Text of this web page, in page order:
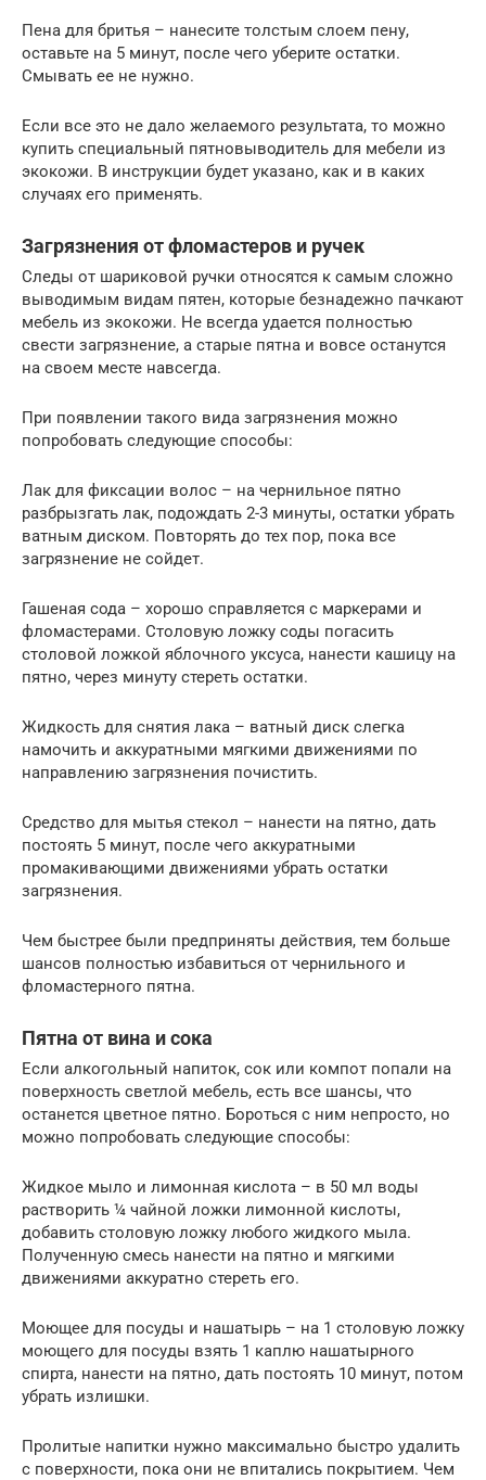
Пена для бритья – нанесите толстым слоем пену,
оставьте на 5 минут, после чего уберите остатки.
Смывать ее не нужно.
Если все это не дало желаемого результата, то можно
купить специальный пятновыводитель для мебели из
экокожи. В инструкции будет указано, как и в каких
случаях его применять.
Загрязнения от фломастеров и ручек
Следы от шариковой ручки относятся к самым сложно
выводимым видам пятен, которые безнадежно пачкают
мебель из экокожи. Не всегда удается полностью
свести загрязнение, а старые пятна и вовсе останутся
на своем месте навсегда.
При появлении такого вида загрязнения можно
попробовать следующие способы:
Лак для фиксации волос – на чернильное пятно
разбрызгать лак, подождать 2-3 минуты, остатки убрать
ватным диском. Повторять до тех пор, пока все
загрязнение не сойдет.
Гашеная сода – хорошо справляется с маркерами и
фломастерами. Столовую ложку соды погасить
столовой ложкой яблочного уксуса, нанести кашицу на
пятно, через минуту стереть остатки.
Жидкость для снятия лака – ватный диск слегка
намочить и аккуратными мягкими движениями по
направлению загрязнения почистить.
Средство для мытья стекол – нанести на пятно, дать
постоять 5 минут, после чего аккуратными
промакивающими движениями убрать остатки
загрязнения.
Чем быстрее были предприняты действия, тем больше
шансов полностью избавиться от чернильного и
фломастерного пятна.
Пятна от вина и сока
Если алкогольный напиток, сок или компот попали на
поверхность светлой мебель, есть все шансы, что
останется цветное пятно. Бороться с ним непросто, но
можно попробовать следующие способы:
Жидкое мыло и лимонная кислота – в 50 мл воды
растворить ¼ чайной ложки лимонной кислоты,
добавить столовую ложку любого жидкого мыла.
Полученную смесь нанести на пятно и мягкими
движениями аккуратно стереть его.
Моющее для посуды и нашатырь – на 1 столовую ложку
моющего для посуды взять 1 каплю нашатырного
спирта, нанести на пятно, дать постоять 10 минут, потом
убрать излишки.
Пролитые напитки нужно максимально быстро удалить
с поверхности, пока они не впитались покрытием. Чем